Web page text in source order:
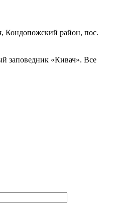
Кондопожский район, пос.
заповедник «Кивач». Все